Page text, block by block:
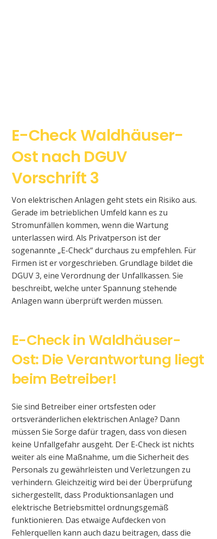
E-Check Waldhäuser-
Ost nach DGUV
Vorschrift 3
Von elektrischen Anlagen geht stets ein Risiko aus.
Gerade im betrieblichen Umfeld kann es zu
Stromunfällen kommen, wenn die Wartung
unterlassen wird. Als Privatperson ist der
sogenannte „E-Check“ durchaus zu empfehlen. Für
Firmen ist er vorgeschrieben. Grundlage bildet die
DGUV 3, eine Verordnung der Unfallkassen. Sie
beschreibt, welche unter Spannung stehende
Anlagen wann überprüft werden müssen.
E-Check in Waldhäuser-
Ost: Die Verantwortung liegt
beim Betreiber!
Sie sind Betreiber einer ortsfesten oder
ortsveränderlichen elektrischen Anlage? Dann
müssen Sie Sorge dafür tragen, dass von diesen
keine Unfallgefahr ausgeht. Der E-Check ist nichts
weiter als eine Maßnahme, um die Sicherheit des
Personals zu gewährleisten und Verletzungen zu
verhindern. Gleichzeitig wird bei der Überprüfung
sichergestellt, dass Produktionsanlagen und
elektrische Betriebsmittel ordnungsgemäß
funktionieren. Das etwaige Aufdecken von
Fehlerquellen kann auch dazu beitragen, dass die